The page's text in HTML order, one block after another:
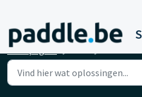
Doorgaan naar hoofdinhoud
Startpagina